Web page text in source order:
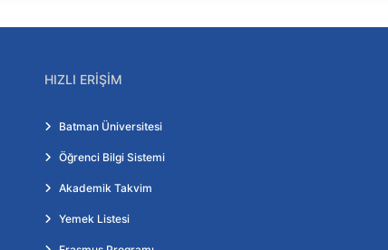
HIZLI ERIŞIM
Batman Üniversitesi
Öğrenci Bilgi Sistemi
Akademik Takvim
Yemek Listesi